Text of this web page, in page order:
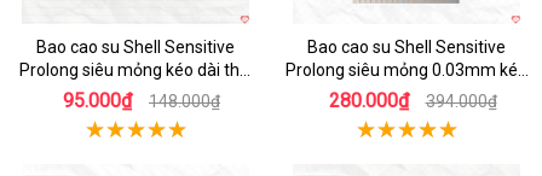
Bao cao su Shell Sensitive
Prolong siêu mỏng kéo dài thời
gian hộp 3 cái
95.000₫ 148.000₫
Bao cao su Shell Sensitive
Prolong siêu mỏng 0.03mm kéo
dài thời gian
280.000₫ 394.000₫